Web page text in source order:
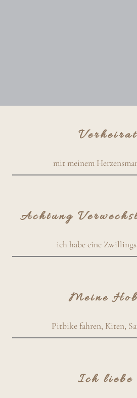
mit meinem
Achtung
ich habe eine
Meine
Pitbike fahren, Kiten,
Ich liebe